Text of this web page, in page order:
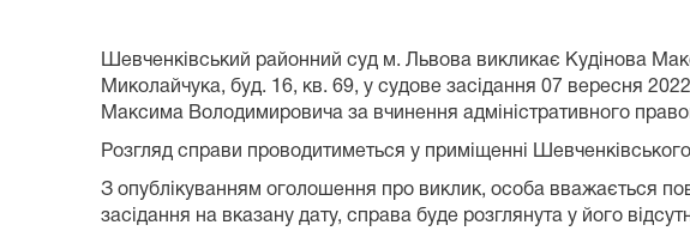
Шевченківський районний суд м. Львова викликає Кудінова
Миколайчука, буд. 16, кв. 69, у судове засідання 07 вересня
Максима Володимировича за вчинення адміністративного
Розгляд справи проводитиметься у приміщенні
З опублікуванням оголошення про виклик, особа вважається
засідання на вказану дату, справа буде розглянута у його